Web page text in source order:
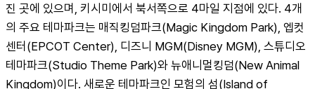
진 곳에 있으며, 키시미에서 북서쪽으로 4마일 지점에 있다. 4개
의 주요 테마파크는 매직킹덤파크(Magic Kingdom Park), 엡컷
센터(EPCOT Center), 디즈니 MGM(Disney MGM), 스튜디오
테마파크(Studio Theme Park)와 뉴애니멀킹덤(New Animal
Kingdom)이다. 새로운 테마파크인 모험의 섬(Island of